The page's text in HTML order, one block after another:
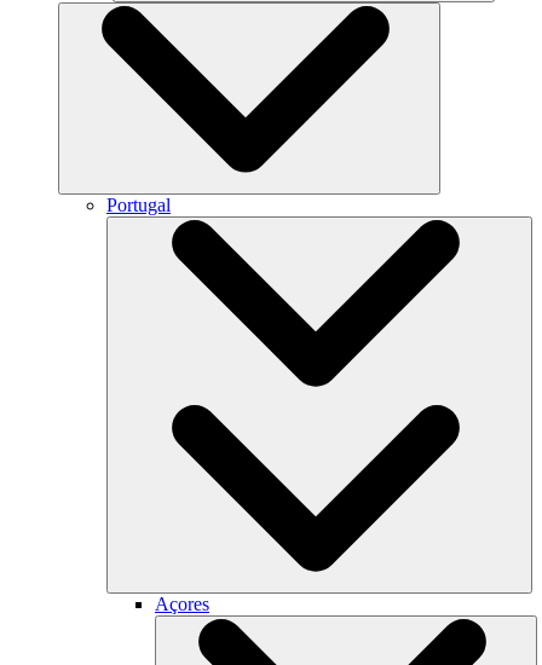
Portugal
Açores